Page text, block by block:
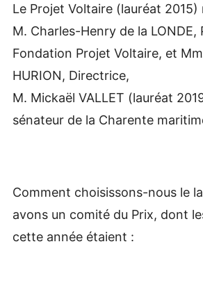
Le Projet Voltaire (lauréat
M. Charles-Henry de la LONDE,
Fondation Projet Voltaire, et
HURION, Directrice,
M. Mickaël VALLET (lauréat
sénateur de la Charente
Comment choisissons-nous le
avons un comité du Prix, dont
cette année étaient :